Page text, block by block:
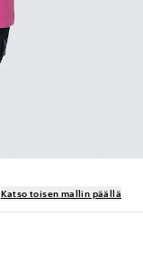
Katso toisen mallin päällä